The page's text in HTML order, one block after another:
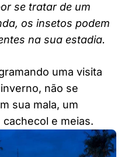
se tratar de um
os insetos podem
na sua estadia.
uma visita
não se
sua mala, um
e meias.